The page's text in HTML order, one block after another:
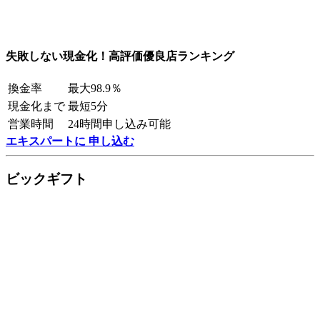
失敗しない現金化！高評価優良店ランキング
換金率
最大98.9％
現金化まで 最短5分
営業時間
24時間申し込み可能
エキスパートに 申し込む
ビックギフト